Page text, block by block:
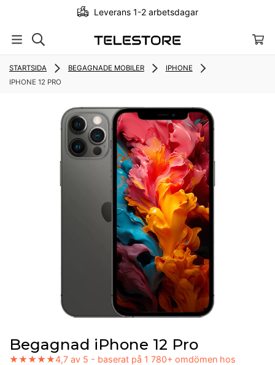
Leverans 1-2 arbetsdagar
STARTSIDA BEGAGNADE MOBILER
IPHONE
IPHONE 12 PRO
Begagnad iPhone 12 Pro
★★★★★4,7 av 5 - baserat på 1 780+ omdömen hos